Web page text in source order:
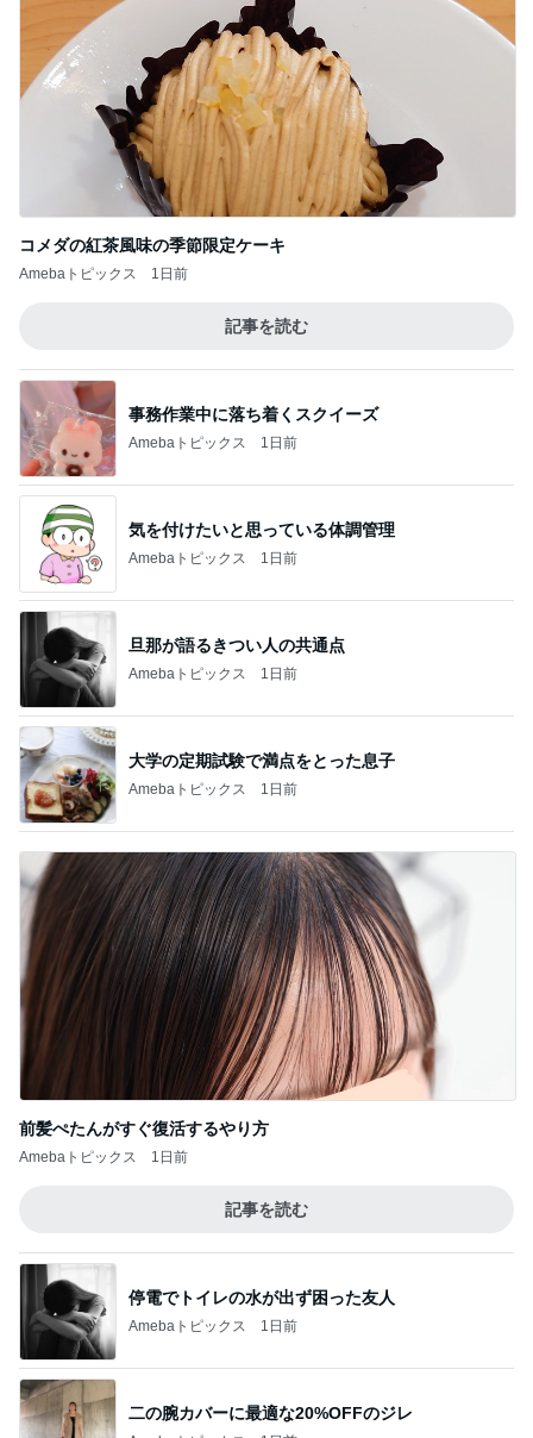
コメダの紅茶風味の季節限定ケーキ
Amebaトピックス 1日前
記事を読む
事務作業中に落ち着くスクイーズ
Amebaトピックス 1日前
気を付けたいと思っている体調管理
Amebaトピックス 1日前
旦那が語るきつい人の共通点
Amebaトピックス 1日前
大学の定期試験で満点をとった息子
Amebaトピックス 1日前
前髪ぺたんがすぐ復活するやり方
Amebaトピックス 1日前
記事を読む
停電でトイレの水が出ず困った友人
Amebaトピックス 1日前
二の腕カバーに最適な20%OFFのジレ